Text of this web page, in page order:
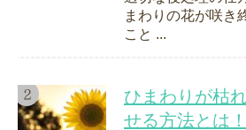
まわりの花が咲き
こと ...
ひまわりが枯
せる方法とは